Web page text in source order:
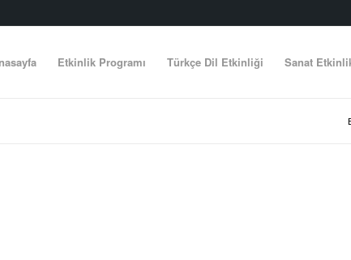
Etkinlik Programı Türkçe Dil Etkinliği Sanat